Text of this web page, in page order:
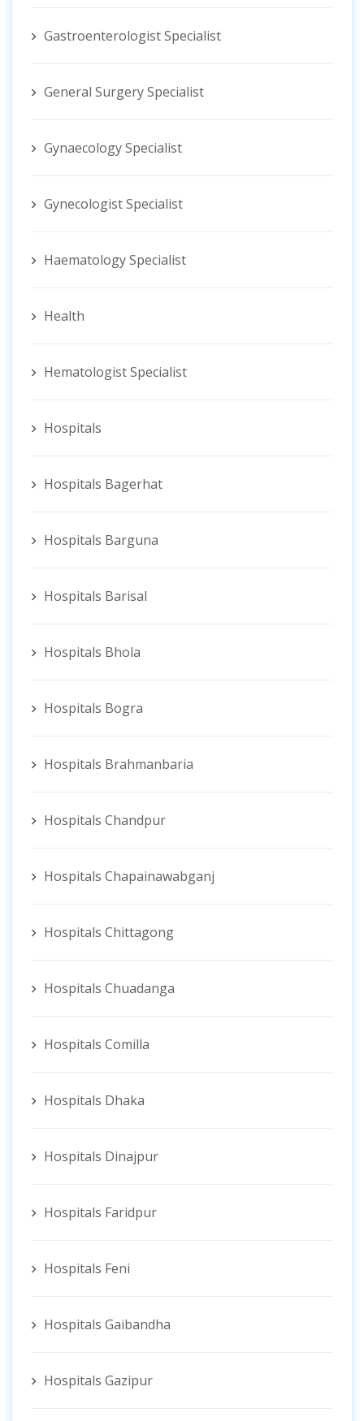
Gastroenterologist Specialist
General Surgery Specialist
Gynaecology Specialist
Gynecologist ‍Specialist
Haematology Specialist
Health
Hematologist ‍Specialist
Hospitals
Hospitals Bagerhat
Hospitals Barguna
Hospitals Barisal
Hospitals Bhola
Hospitals Bogra
Hospitals Brahmanbaria
Hospitals Chandpur
Hospitals Chapainawabganj
Hospitals Chittagong
Hospitals Chuadanga
Hospitals Comilla
Hospitals Dhaka
Hospitals Dinajpur
Hospitals Faridpur
Hospitals Feni
Hospitals Gaibandha
Hospitals Gazipur